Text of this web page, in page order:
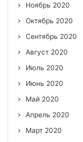
Ноябрь 2020
Октябрь 2020
Сентябрь 2020
Август 2020
Июль 2020
Июнь 2020
Май 2020
Апрель 2020
Март 2020